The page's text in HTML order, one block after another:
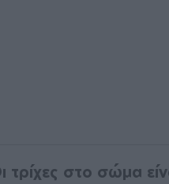
τρίχες στο σώμα